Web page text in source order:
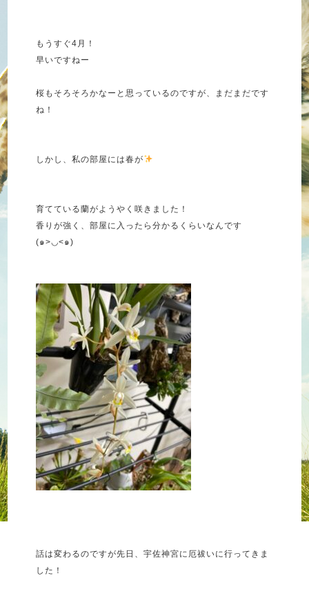
もうすぐ4月！
早いですねー
桜もそろそろかなーと思っているのですが、まだまだです
ね！
しかし、私の部屋には春が
育てている蘭がようやく咲きました！
香りが強く、部屋に入ったら分かるくらいなんです
(๑>◡<๑)
話は変わるのですが先日、宇佐神宮に厄祓いに行ってきま
した！